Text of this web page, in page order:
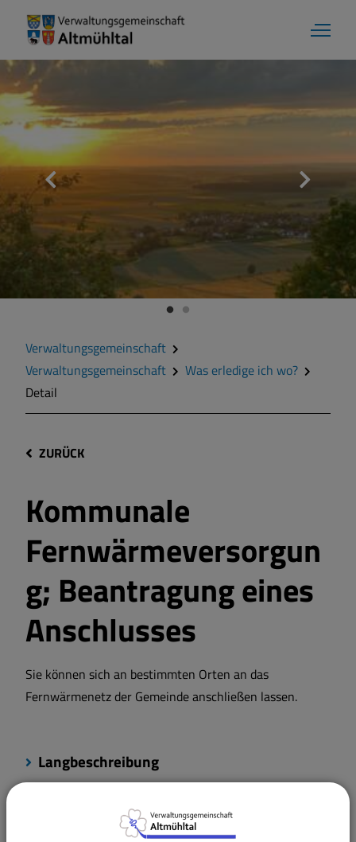
Verwaltungsgemeinschaft
Verwaltungsgemeinschaft
Was erledige ich wo?
Detail
ZURÜCK
Kommunale
Fernwärmeversorgun
g; Beantragung eines
Anschlusses
Sie können sich an bestimmten Orten an das
Fernwärmenetz der Gemeinde anschließen lassen.
Langbeschreibung
Weiterführende Links